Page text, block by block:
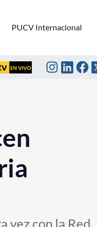
PUCV Internacional
vez con la Red